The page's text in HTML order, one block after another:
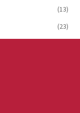
(13)
(23)